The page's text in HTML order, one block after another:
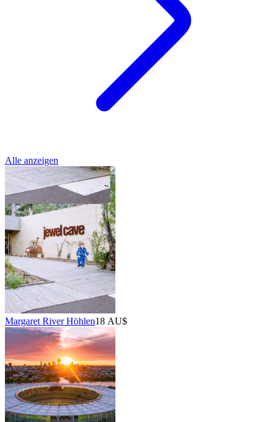
Alle anzeigen
Margaret River Höhlen18 AU$